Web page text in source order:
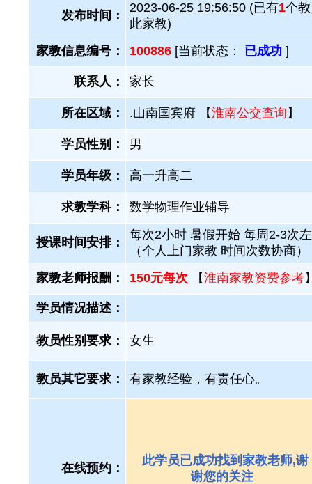
发布时间：
2023-06-25 19:56:50 (已有1个
此家教)
家教信息编号：
100886 [当前状态： 已成功 ]
联系人： 家长
所在区域： .山南国宾府 【淮南公交查询 】
学员性别： 男
学员年级： 高一升高二
求教学科： 数学物理作业辅导
授课时间安排：
每次2小时 暑假开始 每周2-3次
（个人上门家教 时间次数协商）
家教老师报酬：
150元每次 【淮南家教资费参考
学员情况描述：
教员性别要求： 女生
教员其它要求： 有家教经验，有责任心。
在线预约：
此学员已成功找到家教老师,谢
谢您的关注